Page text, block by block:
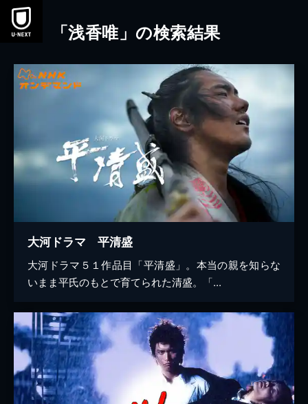
本文へスキップ
「浅香唯」の検索結果
大河ドラマ 平清盛
大河ドラマ５１作品目「平清盛」。本当の親を知らな
いまま平氏のもとで育てられた清盛。「...